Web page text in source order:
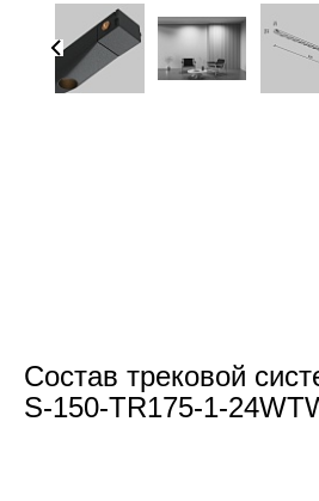
Состав трековой
S-150-TR175-1-